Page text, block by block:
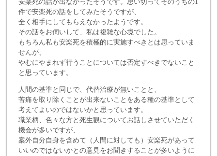
安楽死の話が出なかったそうです。思い切ってそのうちの1
件で安楽死の話をしてみたそうですが、
全く相手にしてもらえなかったようです。
その話をお伺いして、私は複雑な心境でした。
もちろん私も安楽死を積極的に実施すべきとは思っていま
せんが、
やむにやまれず行うことについては否定すべきでないこと
と思っています。
人間の基準と同じで、代替治療が無いことと、
苦痛を取り除くことが出来ないことをある種の基準として
考えてよいのではないかと思っています。
職業柄、色々な方と死生観についてお話しさせていただく
機会が多いですが、
案外自分自身を含めて（人間に対しても）安楽死があって
いいのではないかとの意見をお聞きすることが多いように